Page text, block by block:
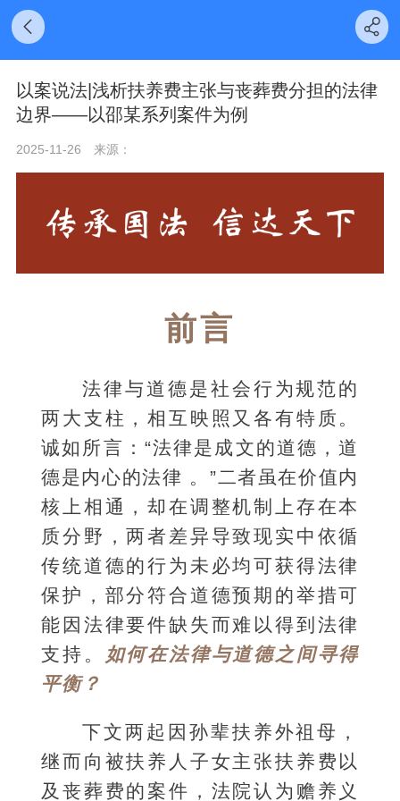
以案说法|浅析扶养费主张与丧葬费分担的法律
边界——以邵某系列案件为例
2025-11-26 来源：
前言
法律与道德是社会行为规范的
两大支柱，相互映照又各有特质。
诚如所言：“法律是成文的道德，道
德是内心的法律 。”二者虽在价值内
核上相通，却在调整机制上存在本
质分野，两者差异导致现实中依循
传统道德的行为未必均可获得法律
保护，部分符合道德预期的举措可
能因法律要件缺失而难以得到法律
支持。
如何在法律与道德之间寻得
平衡？
下文两起因孙辈扶养外祖母，
继而向被扶养人子女主张扶养费以
及丧葬费的案件，法院认为赡养义